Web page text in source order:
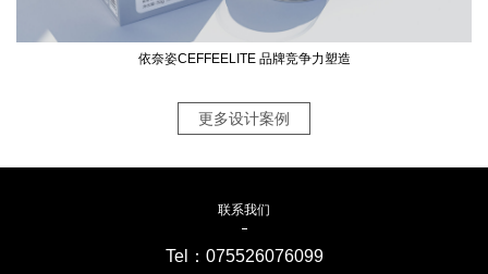
依奈姿CEFFEELITE 品牌竞争力塑造
更多设计案例
联系我们
Tel： 075526076099